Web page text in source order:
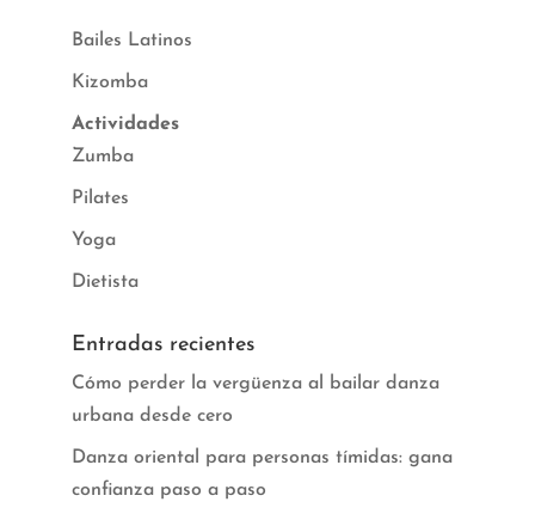
Bailes Latinos
Kizomba
Actividades
Zumba
Pilates
Yoga
Dietista
Entradas recientes
Cómo perder la vergüenza al bailar danza
urbana desde cero
Danza oriental para personas tímidas: gana
confianza paso a paso